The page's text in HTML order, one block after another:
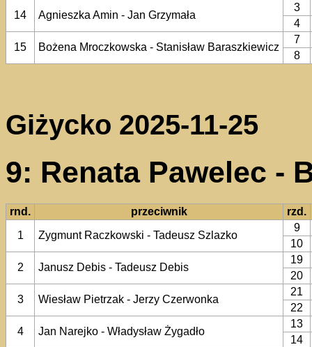
14 Agnieszka Amin - Jan Grzymała
3
4
15
Bożena Mroczkowska - Stanisław Baraszkiewicz
7
8
Giżycko 2025-11-25
9: Renata Pawelec -
rnd. przeciwnik
rzd.
1
Zygmunt Raczkowski - Tadeusz Szlazko
9
10
2
Janusz Debis - Tadeusz Debis
19
20
3
Wiesław Pietrzak - Jerzy Czerwonka
21
22
4
Jan Narejko - Władysław Żygadło
13
14